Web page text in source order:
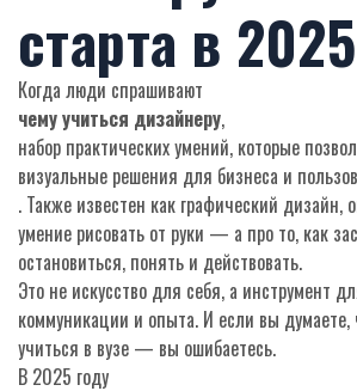
старта в 2025
Когда люди спрашивают
чему учиться дизайнеру,
набор практических умений, которые
визуальные решения для бизнеса и
. Также известен как графический дизайн,
умение рисовать от руки — а про то, как
остановиться, понять и действовать.
Это не искусство для себя, а инструмент
коммуникации и опыта. И если вы думаете,
учиться в вузе — вы ошибаетесь.
В 2025 году